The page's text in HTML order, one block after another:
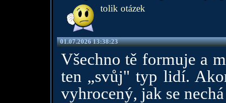
tolik otázek
01.07.2026 13:38:23
Všechno tě formuje a
ten „svůj" typ lidí.
vyhrocený, jak se